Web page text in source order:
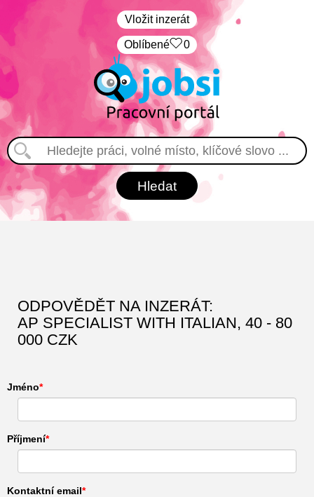
Vložit inzerát
Oblíbené 0
ODPOVĚDĚT NA INZERÁT:
AP SPECIALIST WITH ITALIAN, 40 - 80
000 CZK
Jméno
Příjmení
Kontaktní email